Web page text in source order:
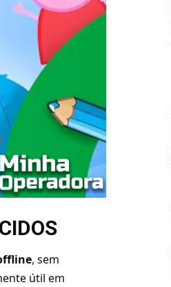
, sem
útil em